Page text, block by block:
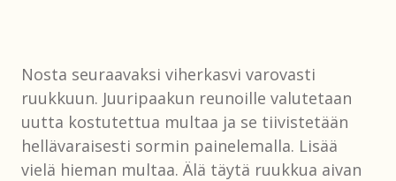
Nosta seuraavaksi viherkasvi varovasti
ruukkuun. Juuripaakun reunoille valutetaan
uutta kostutettua multaa ja se tiivistetään
hellävaraisesti sormin painelemalla. Lisää
vielä hieman multaa. Älä täytä ruukkua aivan